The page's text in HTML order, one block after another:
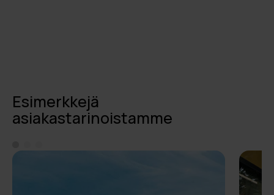
Esimerkkejä
asiakastarinoistamme